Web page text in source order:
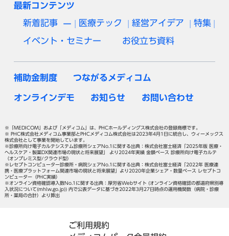
最新コンテンツ
新着記事 医療テック 経営アイデア 特集
イベント・セミナー お役立ち資料
補助金制度 つながるメディコム
オンラインデモ お知らせ お問い合わせ
※「MEDICOM」および「メディコム」は、PHCホールディングス株式会社の登録商標です。
※ PHC株式会社メディコム事業部とPHCメディコム株式会社は2023年4月1日に統合し、ウィーメックス
株式会社として事業を開始しています。
※診療所向け電子カルテシステム診療所シェアNo.1に関する出典：株式会社富士経済「2025年版 医療・
ヘルスケア・製薬DX関連市場の現状と将来展望」 より2024年実績 金額ベース 診療所向け電子カルテ
（オンプレミス型/クラウド型）
※レセプトコンピューター診療所・病院シェアNo.1に関する出典：株式会社富士経済「2022年 医療連
携・医療プラットフォーム関連市場の現状と将来展望」より2020年企業シェア・数量ベース レセプトコ
ンピューター（PHC実績）
※オンライン資格確認導入数No.1に関する出典：厚労省Webサイト (オンライン資格確認の都道府県別導
入状況について(mhlw.go.jp)) 内で公表データに基づき2022年3月27日時点の運用機関数（病院・診療
所・薬局の合計）より算出
ご利用規約